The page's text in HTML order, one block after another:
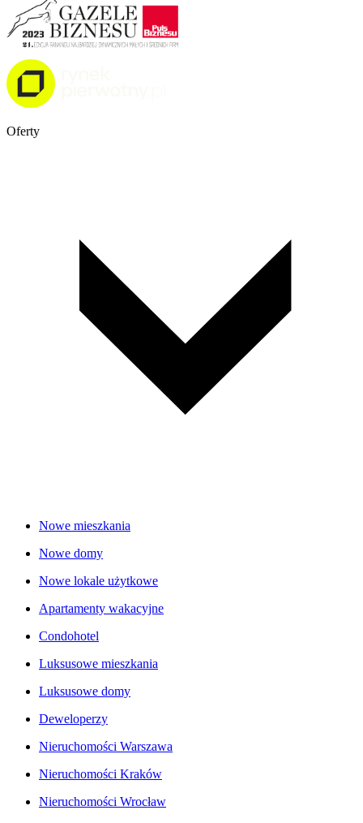
Oferty
Nowe mieszkania
Nowe domy
Nowe lokale użytkowe
Apartamenty wakacyjne
Condohotel
Luksusowe mieszkania
Luksusowe domy
Deweloperzy
Nieruchomości Warszawa
Nieruchomości Kraków
Nieruchomości Wrocław